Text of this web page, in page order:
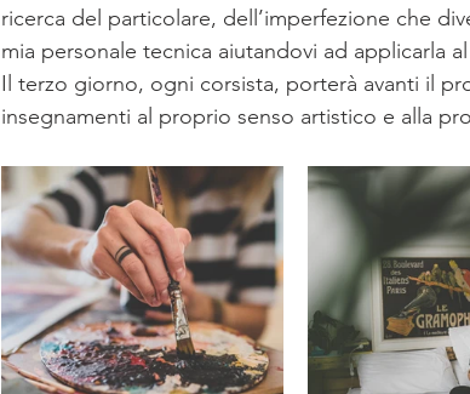
ricerca del particolare, dell’imperfezione che
mia personale tecnica aiutandovi ad applicarla
Il terzo giorno, ogni corsista, porterà avanti il
insegnamenti al proprio senso artistico e alla